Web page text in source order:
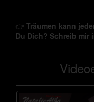
👉 Träumen kann
Du Dich? Schreib mir